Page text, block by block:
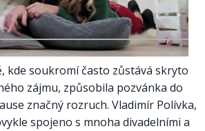
kde soukromí často zůstává skryto
zájmu, způsobila pozvánka do
značný rozruch. Vladimír Polívka,
spojeno s mnoha divadelními a